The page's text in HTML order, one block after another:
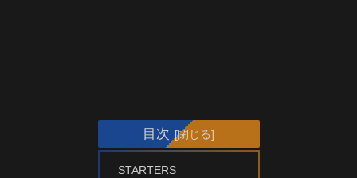
目次
STARTERS